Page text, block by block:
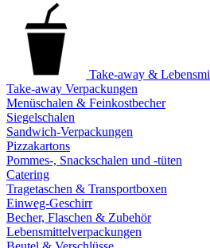
Take-away &
Take-away Verpackungen
Menüschalen & Feinkostbecher
Siegelschalen
Sandwich-Verpackungen
Pizzakartons
Pommes-, Snackschalen und -tüten
Catering
Tragetaschen & Transportboxen
Einweg-Geschirr
Becher, Flaschen & Zubehör
Lebensmittelverpackungen